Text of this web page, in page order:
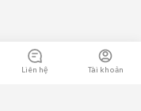
Liên hệ Tài khoản